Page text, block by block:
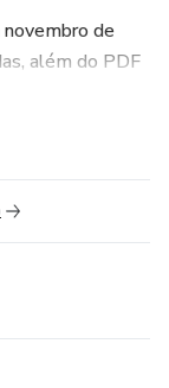
de
além do PDF